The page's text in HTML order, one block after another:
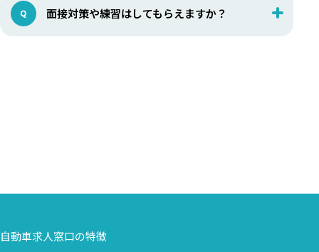
面接対策や練習はしてもらえますか？
自動車求人窓口の特徴